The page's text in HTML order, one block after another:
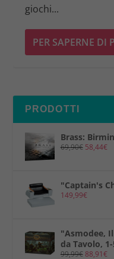
giochi...
PER SAPERNE DI
PRODOTTI
Brass:
69,90€ 58,44€
"Captain's
149,99€
"Asmodee,
da Tavolo,
99,99€88,91€